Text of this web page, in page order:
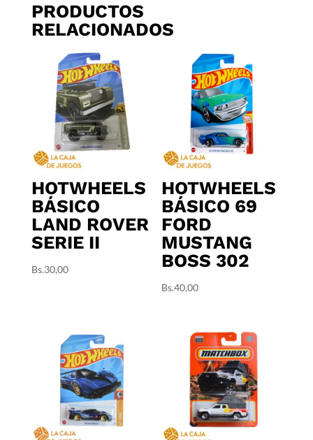
PRODUCTOS
RELACIONADOS
HOTWHEELS
BÁSICO
LAND ROVER
SERIE II
Bs.30,00
HOTWHEELS
BÁSICO 69
FORD
MUSTANG
BOSS 302
Bs.40,00